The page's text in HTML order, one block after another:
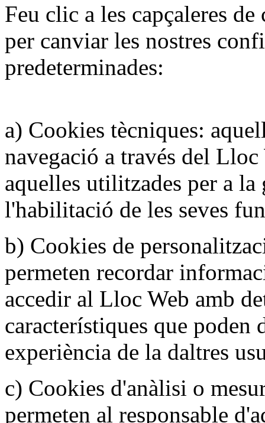
Feu clic a les capçaleres de
per canviar les nostres
predeterminades:
a) Cookies tècniques:
navegació a través del
aquelles utilitzades per a
l'habilitació de les seves
b) Cookies de
permeten recordar
accedir al Lloc Web amb
característiques que poden
experiència de la daltres
c) Cookies d'anàlisi o
permeten al responsable